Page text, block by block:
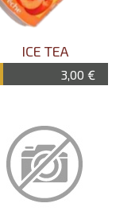
ICE TEA
3,00 €